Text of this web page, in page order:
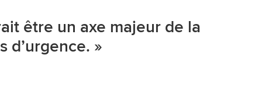
être un axe majeur de la
d’urgence. »